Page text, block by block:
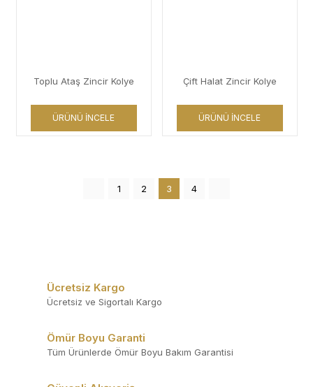
Toplu Ataş Zincir Kolye
ÜRÜNÜ İNCELE
Çift Halat Zincir Kolye
ÜRÜNÜ İNCELE
1 2 3 4
Ücretsiz Kargo
Ücretsiz ve Sigortalı Kargo
Ömür Boyu Garanti
Tüm Ürünlerde Ömür Boyu Bakım Garantisi